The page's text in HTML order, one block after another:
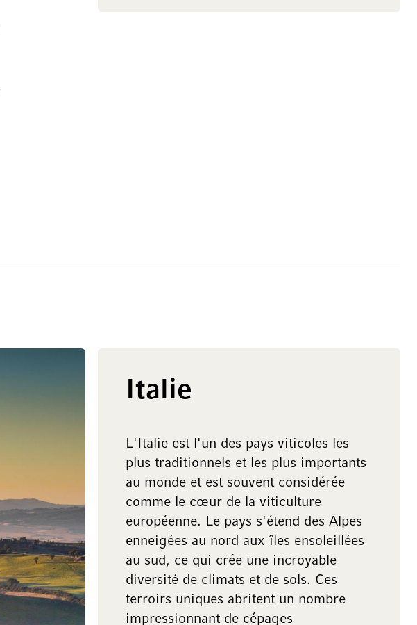
Italie
L'Italie est l'un des pays viticoles les
plus traditionnels et les plus importants
au monde et est souvent considérée
comme le cœur de la viticulture
européenne. Le pays s'étend des Alpes
enneigées au nord aux îles ensoleillées
au sud, ce qui crée une incroyable
diversité de climats et de sols. Ces
terroirs uniques abritent un nombre
impressionnant de cépages